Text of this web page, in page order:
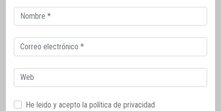
Correo
electrónico
Correo
electrónico
Web
He leido y acepto la política de privacidad